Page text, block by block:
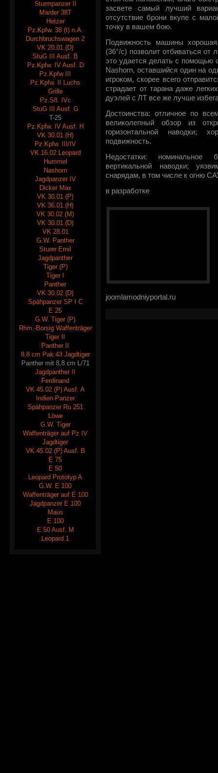
Sturmpanzer II
Marder 38T
Hetzer
Pz.Kpfw. 38 (t) n.A.
Durchbruchswagen 2
VK 20.01 (D)
StuG III Ausf. B
Pz.Kpfw. IV Ausf. D
Pz.Kpfw III
Pz.Kpfw. II Luchs
Grille
Pz.Sfl. IVc
StuG III Ausf. G
T-25
Pz.Kpfw. IV Ausf. H
VK 30.01 (H)
Pz.Kpfw. III/IV
VK 16.02 Leopard
Hummel
Nashorn
Jagdpanzer IV
Dicker Max
VK 30.01 (P)
VK 36.01 (H)
VK 30.02 (M)
VK 30.01 (D)
VK 28.01
G.W. Panther
Sturer Emil
Jagdpanther
Tiger (P)
Tiger I
Panther
VK 30.02 (D)
Spähpanzer SP I C
E 25
G.W. Tiger (P)
Rhm.-Borsig Waffenträger
Tiger II
Panther II
8,8 cm Pak 43 Jagdtiger
Panther mit 8,8 cm L/71
Jagdpanther II
Ferdinand
VK 45.02 (P) Ausf. A
Indien-Panzer
Spähpanzer Ru 251
Löwe
G.W. Tiger
Waffenträger auf Pz IV
Jagdtiger
VK 45.02 (P) Ausf. B
E 75
E 50
Leopard Prototyp A
G.W. E 100
Waffenträger auf E 100
Jagdpanzer E 100
Maus
E 100
E 50 Ausf. M
Leopard 1
засвете самый лучший
отсутствие брони вкупе с
точку в вашем бою.
Подвижность машины
(36°/с) позволит отбиваться от
это удается делать с помощью
Nashorn, оставшийся один на
игроком, скорее всего
страдает от тарана даже
дуэлей с ЛТ все же лучше
Достоинства: отличное по
великолепный обзор из
горизонтальной наводки;
подвижность.
Недостатки: номинальное
вертикальной наводки;
снарядам, в том числе к огню
в разработке
joomlamodniyportal.ru